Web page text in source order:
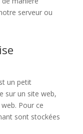
serveur ou
un petit
sur un site web,
Pour ce
sont stockées